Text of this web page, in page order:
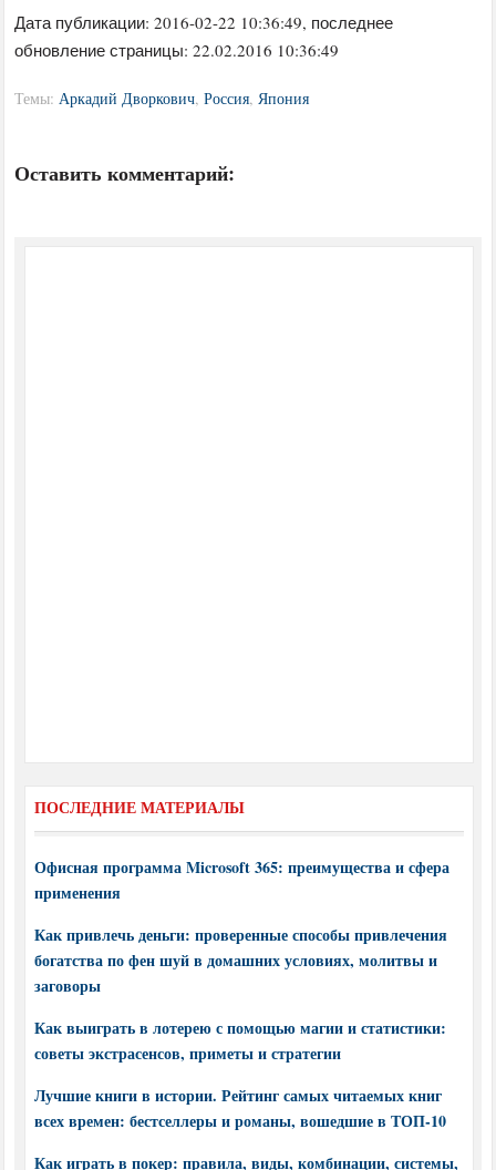
Дата публикации:2016-02-22 10:36:49, последнее
обновление страницы: 22.02.2016 10:36:49
Темы:Аркадий Дворкович,Россия,Япония
Оставить комментарий:
ПОСЛЕДНИЕ МАТЕРИАЛЫ
Офисная программа Microsoft 365: преимущества и сфера
применения
Как привлечь деньги: проверенные способы привлечения
богатства по фен шуй в домашних условиях, молитвы и
заговоры
Как выиграть в лотерею с помощью магии и статистики:
советы экстрасенсов, приметы и стратегии
Лучшие книги в истории. Рейтинг самых читаемых книг
всех времен: бестселлеры и романы, вошедшие в ТОП-10
Как играть в покер: правила, виды, комбинации, системы,